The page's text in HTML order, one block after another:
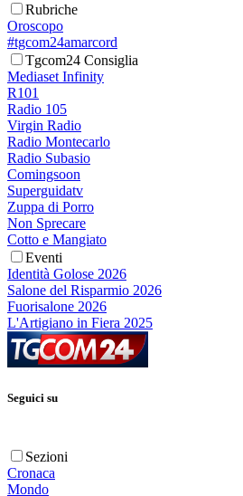
Rubriche
Oroscopo
#tgcom24amarcord
Tgcom24 Consiglia
Mediaset Infinity
R101
Radio 105
Virgin Radio
Radio Montecarlo
Radio Subasio
Comingsoon
Superguidatv
Zuppa di Porro
Non Sprecare
Cotto e Mangiato
Eventi
Identità Golose 2026
Salone del Risparmio 2026
Fuorisalone 2026
L'Artigiano in Fiera 2025
Seguici su
Sezioni
Cronaca
Mondo